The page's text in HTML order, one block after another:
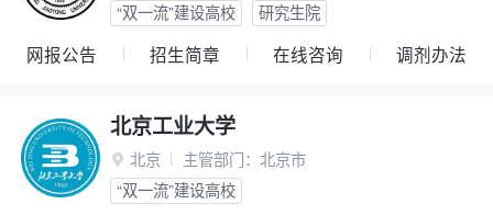
“双一流”建设高校
研究生院
网报公告 招生简章 在线咨询 调剂办法
北京工业大学
 北京 主管部门： 北京市
“双一流”建设高校